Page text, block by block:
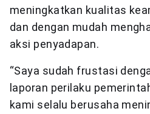
meningkatkan kualitas
dan dengan mudah
aksi penyadapan.
“Saya sudah frustasi
laporan perilaku
kami selalu berusaha